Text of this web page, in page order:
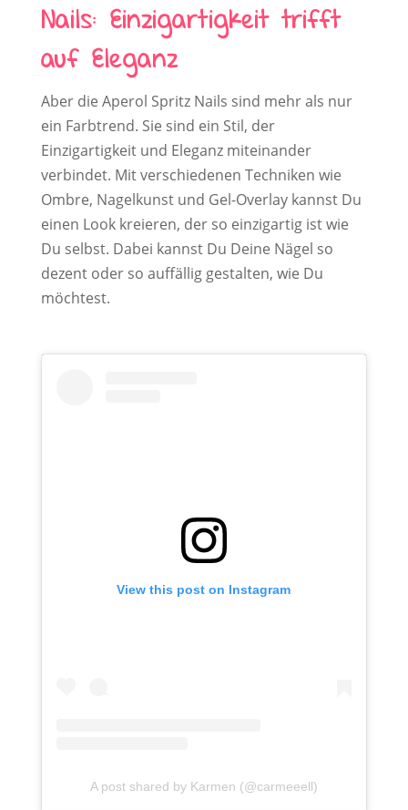
Nails: Einzigartigkeit trifft
auf Eleganz
Aber die Aperol Spritz Nails sind mehr als nur
ein Farbtrend. Sie sind ein Stil, der
Einzigartigkeit und Eleganz miteinander
verbindet. Mit verschiedenen Techniken wie
Ombre, Nagelkunst und Gel-Overlay kannst Du
einen Look kreieren, der so einzigartig ist wie
Du selbst. Dabei kannst Du Deine Nägel so
dezent oder so auffällig gestalten, wie Du
möchtest.
View this post on Instagram
A post shared by Karmen (@carmeeell)